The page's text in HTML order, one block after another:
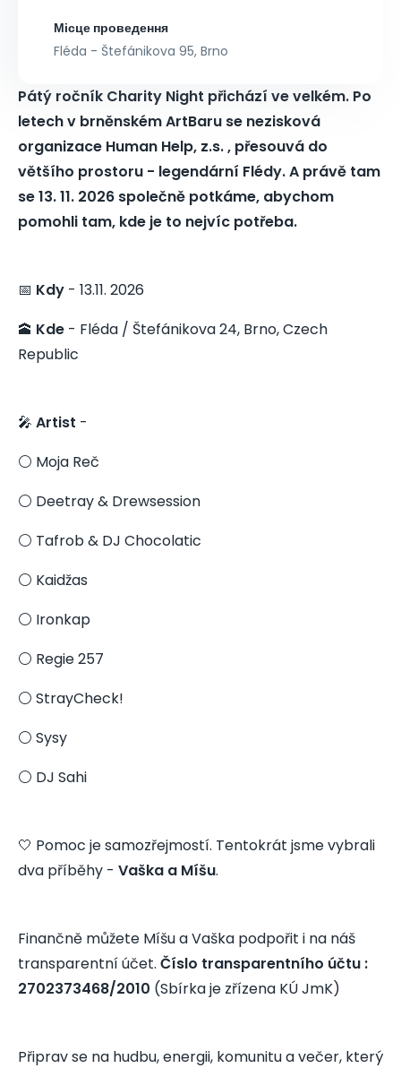
Місце проведення
Fléda - Štefánikova 95, Brno
Pátý ročník Charity Night přichází ve velkém. Po
letech v brněnském ArtBaru se nezisková
organizace Human Help, z.s. , přesouvá do
většího prostoru - legendární Flédy. A právě tam
se 13. 11. 2026 společně potkáme, abychom
pomohli tam, kde je to nejvíc potřeba.
📅 Kdy - 13.11. 2026
🕋 Kde - Fléda / Štefánikova 24, Brno, Czech
Republic
🎤 Artist -
⚪️ Moja Reč
⚪️ Deetray & Drewsession
⚪️ Tafrob & DJ Chocolatic
⚪️ Kaidžas
⚪️ Ironkap
⚪️ Regie 257
⚪️ StrayCheck!
⚪️ Sysy
⚪️ DJ Sahi
🤍 Pomoc je samozřejmostí. Tentokrát jsme vybrali
dva příběhy - Vaška a Míšu.
Finančně můžete Míšu a Vaška podpořit i na náš
transparentní účet. Číslo transparentního účtu :
2702373468/2010 (Sbírka je zřízena KÚ JmK)
Připrav se na hudbu, energii, komunitu a večer, který